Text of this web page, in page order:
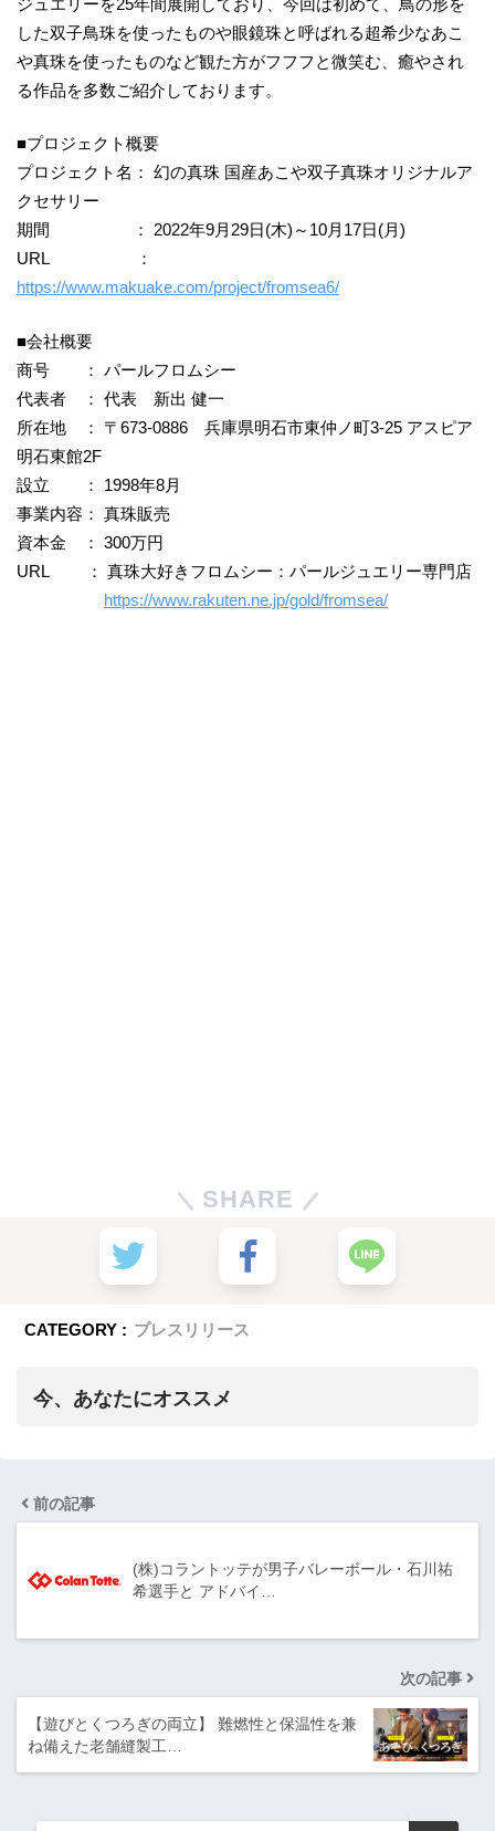
した双子鳥珠を使ったものや眼鏡珠と呼ばれる超希少なあこ
や真珠を使ったものなど観た方がフフフと微笑む、癒やされ
る作品を多数ご紹介しております。
■プロジェクト概要
プロジェクト名： 幻の真珠 国産あこや双子真珠オリジナルア
クセサリー
期間 ： 2022年9月29日(木)～10月17日(月)
URL ：
https://www.makuake.com/project/fromsea6/
■会社概要
商号 ： パールフロムシー
代表者 ： 代表 新出 健一
所在地 ： 〒673-0886 兵庫県明石市東仲ノ町3-25 アスピア
明石東館2F
設立 ： 1998年8月
事業内容： 真珠販売
資本金 ： 300万円
URL ： 真珠大好きフロムシー：パールジュエリー専門店
https://www.rakuten.ne.jp/gold/fromsea/
SHARE
CATEGORY : プレスリリース
今、あなたにオススメ
前の記事
(株)コラントッテが男子バレーボール・石川祐
希選手と アドバイ…
次の記事
【遊びとくつろぎの両立】 難燃性と保温性を兼
ね備えた老舗縫製工…